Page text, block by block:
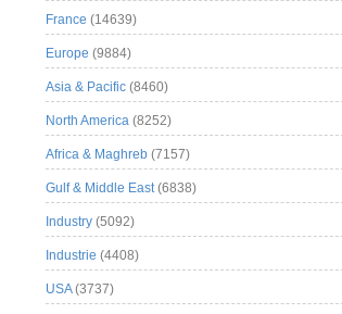
France (14639)
Europe (9884)
Asia & Pacific (8460)
North America (8252)
Africa & Maghreb (7157)
Gulf & Middle East(6838)
Industry (5092)
Industrie (4408)
USA(3737)